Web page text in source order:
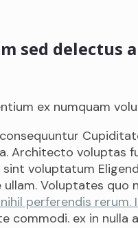
sed
Architecto voluptas
voluptatum
Voluptates quo
perferendis
commodi. ex in nulla